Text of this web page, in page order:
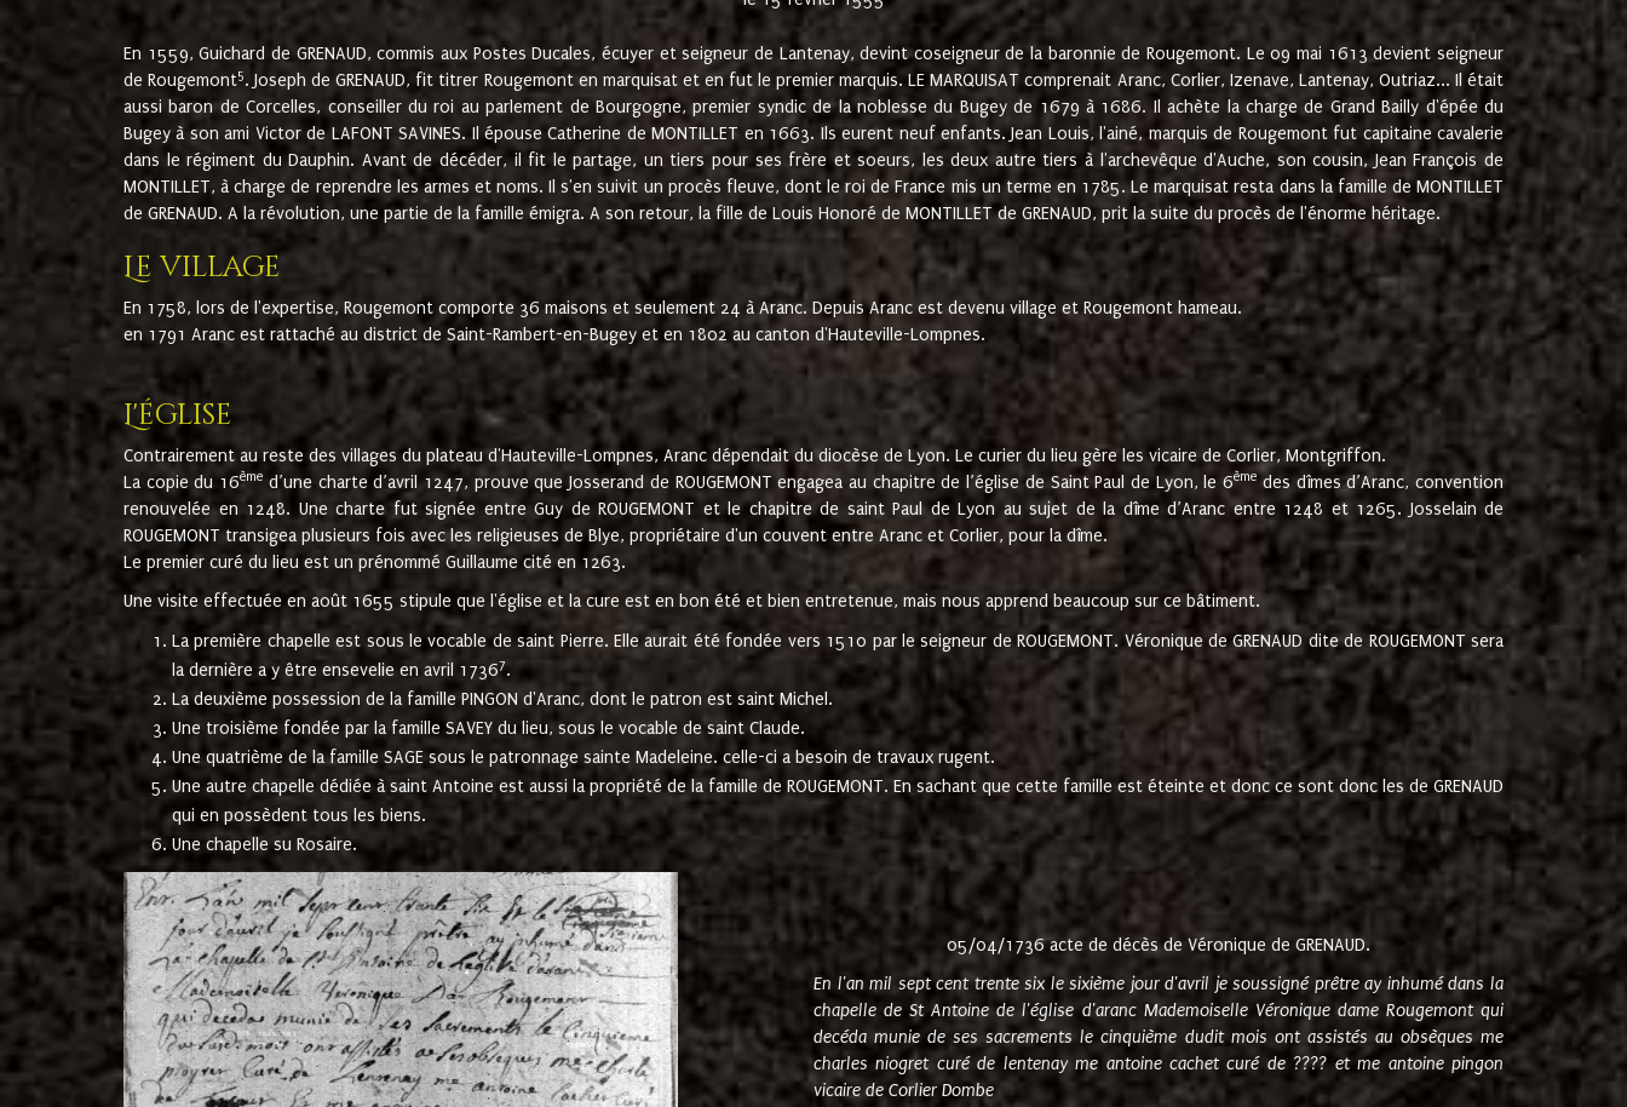
En 1559, Guichard de GRENAUD, commis aux Postes Ducales, écuyer et seigneur de Lantenay, devint coseigneur de la baronnie de Rougemont. Le 09 mai 1613 devient seigneur
de Rougemont5. Joseph de GRENAUD, fit titrer Rougemont en marquisat et en fut le premier marquis. LE MARQUISAT comprenait Aranc, Corlier, Izenave, Lantenay, Outriaz... Il était
aussi baron de Corcelles, conseiller du roi au parlement de Bourgogne, premier syndic de la noblesse du Bugey de 1679 à 1686. Il achète la charge de Grand Bailly d'épée du
Bugey à son ami Victor de LAFONT SAVINES. Il épouse Catherine de MONTILLET en 1663. Ils eurent neuf enfants. Jean Louis, l'ainé, marquis de Rougemont fut capitaine cavalerie
dans le régiment du Dauphin. Avant de décéder, il fit le partage, un tiers pour ses frère et soeurs, les deux autre tiers à l'archevêque d'Auche, son cousin, Jean François de
MONTILLET, à charge de reprendre les armes et noms. Il s'en suivit un procès fleuve, dont le roi de France mis un terme en 1785. Le marquisat resta dans la famille de MONTILLET
de GRENAUD. A la révolution, une partie de la famille émigra. A son retour, la fille de Louis Honoré de MONTILLET de GRENAUD, prit la suite du procès de l'énorme héritage.
Le village
En 1758, lors de l'expertise, Rougemont comporte 36 maisons et seulement 24 à Aranc. Depuis Aranc est devenu village et Rougemont hameau.
en 1791 Aranc est rattaché au district de Saint-Rambert-en-Bugey et en 1802 au canton d'Hauteville-Lompnes.
L'église
Contrairement au reste des villages du plateau d'Hauteville-Lompnes, Aranc dépendait du diocèse de Lyon. Le curier du lieu gère les vicaire de Corlier, Montgriffon.
La copie du 16ème d’une charte d’avril 1247, prouve que Josserand de ROUGEMONT engagea au chapitre de l’église de Saint Paul de Lyon, le 6ème des dîmes d’Aranc, convention
renouvelée en 1248. Une charte fut signée entre Guy de ROUGEMONT et le chapitre de saint Paul de Lyon au sujet de la dîme d’Aranc entre 1248 et 1265. Josselain de
ROUGEMONT transigea plusieurs fois avec les religieuses de Blye, propriétaire d'un couvent entre Aranc et Corlier, pour la dîme.
Le premier curé du lieu est un prénommé Guillaume cité en 1263.
Une visite effectuée en août 1655 stipule que l'église et la cure est en bon été et bien entretenue, mais nous apprend beaucoup sur ce bâtiment.
La première chapelle est sous le vocable de saint Pierre. Elle aurait été fondée vers 1510 par le seigneur de ROUGEMONT. Véronique de GRENAUD dite de ROUGEMONT sera
la dernière a y être ensevelie en avril 17367.
La deuxième possession de la famille PINGON d'Aranc, dont le patron est saint Michel.
Une troisième fondée par la famille SAVEY du lieu, sous le vocable de saint Claude.
Une quatrième de la famille SAGE sous le patronnage sainte Madeleine. celle-ci a besoin de travaux rugent.
Une autre chapelle dédiée à saint Antoine est aussi la propriété de la famille de ROUGEMONT. En sachant que cette famille est éteinte et donc ce sont donc les de GRENAUD
qui en possèdent tous les biens.
Une chapelle su Rosaire.
05/04/1736 acte de décès de Véronique de GRENAUD.
En l'an mil sept cent trente six le sixième jour d'avril je soussigné prêtre ay inhumé dans la
chapelle de St Antoine de l'église d'aranc Mademoiselle Véronique dame Rougemont qui
decéda munie de ses sacrements le cinquième dudit mois ont assistés au obsèques me
charles niogret curé de lentenay me antoine cachet curé de ???? et me antoine pingon
vicaire de Corlier Dombe